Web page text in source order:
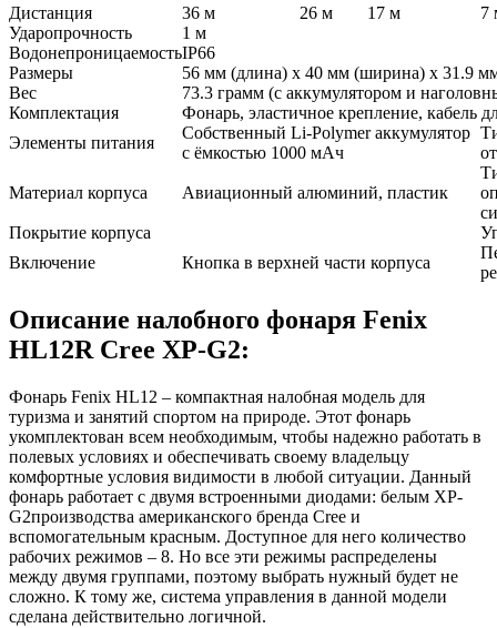
Дистанция
36 м 26 м 17 м
7
Ударопрочность
1 м
ВодонепроницаемостьIP66
Размеры
56 мм (длина) х 40 мм (ширина) х 31.9
Вес
73.3 грамм (с аккумулятором и
Комплектация
Фонарь, эластичное крепление, кабель
Элементы питания
Собственный Li-Polymer аккумулятор
с ёмкостью 1000 мАч
Материал корпуса Авиационный алюминий, пластик
Покрытие корпуса
Включение
Кнопка в верхней части корпуса
Описание налобного фонаря Fenix
HL12R Cree XP-G2:
Фонарь Fenix HL12 – компактная налобная модель для
туризма и занятий спортом на природе. Этот фонарь
укомплектован всем необходимым, чтобы надежно работать в
полевых условиях и обеспечивать своему владельцу
комфортные условия видимости в любой ситуации. Данный
фонарь работает с двумя встроенными диодами: белым XP-
G2производства американского бренда Cree и
вспомогательным красным. Доступное для него количество
рабочих режимов – 8. Но все эти режимы распределены
между двумя группами, поэтому выбрать нужный будет не
сложно. К тому же, система управления в данной модели
сделана действительно логичной.